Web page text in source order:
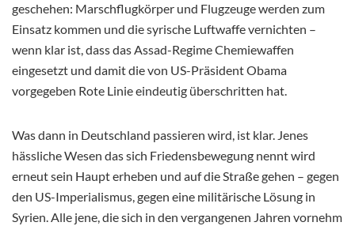
geschehen: Marschflugkörper und Flugzeuge werden zum
Einsatz kommen und die syrische Luftwaffe vernichten –
wenn klar ist, dass das Assad-Regime Chemiewaffen
eingesetzt und damit die von US-Präsident Obama
vorgegeben Rote Linie eindeutig überschritten hat.
Was dann in Deutschland passieren wird, ist klar. Jenes
hässliche Wesen das sich Friedensbewegung nennt wird
erneut sein Haupt erheben und auf die Straße gehen – gegen
den US-Imperialismus, gegen eine militärische Lösung in
Syrien. Alle jene, die sich in den vergangenen Jahren vornehm